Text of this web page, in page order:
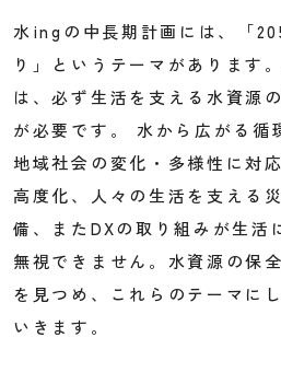
水ingの中長期計画には、「
り」というテーマがあります
は、必ず生活を支える水資源
が必要です。 水から広がる循
地域社会の変化・多様性に対
高度化、人々の生活を支える
備、またDXの取り組みが生活
無視できません。水資源の保
を見つめ、これらのテーマに
いきます。